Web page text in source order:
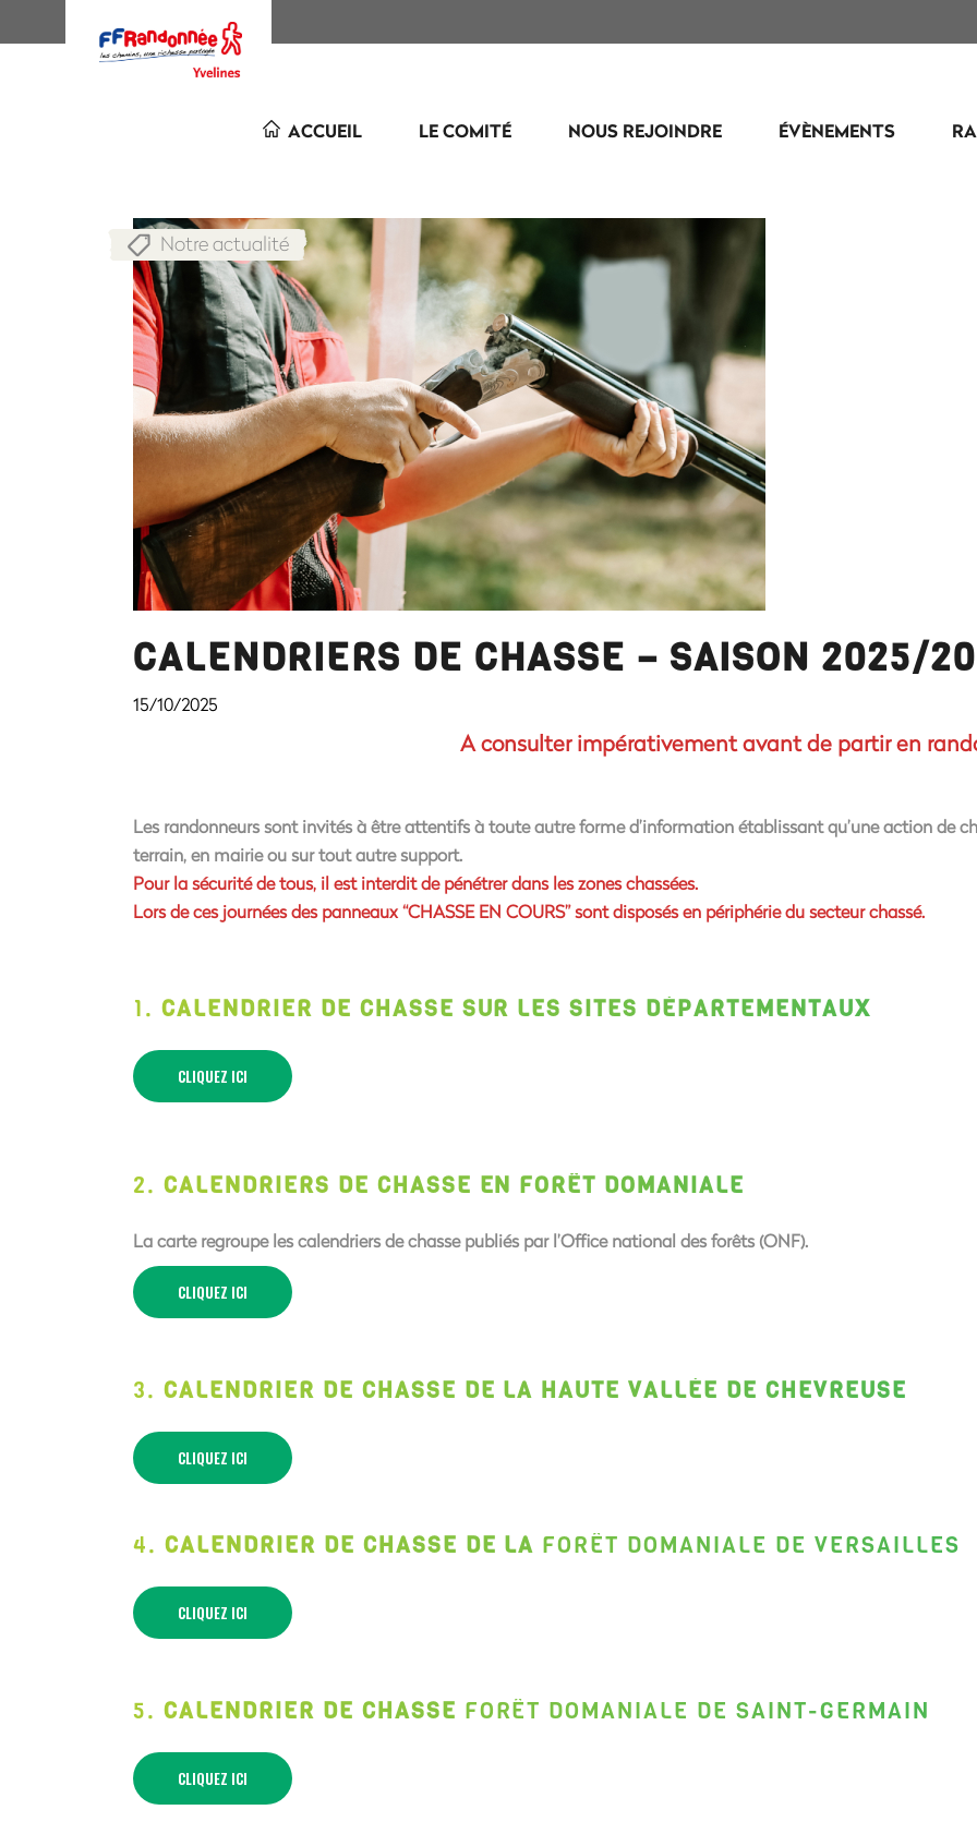
ACCUEIL LE COMITÉ NOUS REJOINDRE ÉVÈNEMENTS
Notre actualité
CALENDRIERS DE CHASSE – SAISON 2025/
15/10/2025
A consulter impérativement avant de partir en
Les randonneurs sont invités à être attentifs à toute autre forme d’information établissant qu’une action de
terrain, en mairie ou sur tout autre support.
Pour la sécurité de tous, il est interdit de pénétrer dans les zones chassées.
Lors de ces journées des panneaux “CHASSE EN COURS” sont disposés en périphérie du secteur chassé.
1. CALENDRIER DE CHASSE SUR LES SITES DÉPARTEMENTAUX
CLIQUEZ ICI
2. CALENDRIERS DE CHASSE EN FORÊT DOMANIALE
La carte regroupe les calendriers de chasse publiés par l’Office national des forêts (ONF).
CLIQUEZ ICI
3. CALENDRIER DE CHASSE DE LA HAUTE VALLÉE DE CHEVREUSE
CLIQUEZ ICI
4. CALENDRIER DE CHASSE DE LA FORÊT DOMANIALE DE VERSAILLES
CLIQUEZ ICI
5. CALENDRIER DE CHASSE FORÊT DOMANIALE DE SAINT-GERMAIN
CLIQUEZ ICI